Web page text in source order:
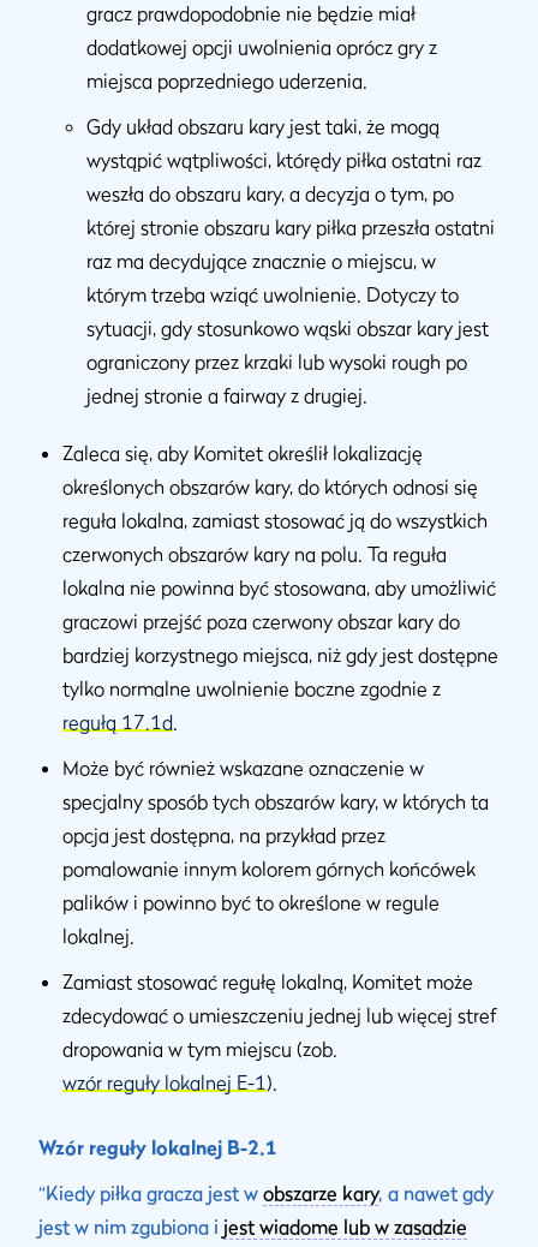
gracz prawdopodobnie nie będzie miał
dodatkowej opcji uwolnienia oprócz gry z
miejsca poprzedniego uderzenia.
Gdy układ obszaru kary jest taki, że mogą
wystąpić wątpliwości, którędy piłka ostatni raz
weszła do obszaru kary, a decyzja o tym, po
której stronie obszaru kary piłka przeszła ostatni
raz ma decydujące znacznie o miejscu, w
którym trzeba wziąć uwolnienie. Dotyczy to
sytuacji, gdy stosunkowo wąski obszar kary jest
ograniczony przez krzaki lub wysoki rough po
jednej stronie a fairway z drugiej.
Zaleca się, aby Komitet określił lokalizację
określonych obszarów kary, do których odnosi się
reguła lokalna, zamiast stosować ją do wszystkich
czerwonych obszarów kary na polu. Ta reguła
lokalna nie powinna być stosowana, aby umożliwić
graczowi przejść poza czerwony obszar kary do
bardziej korzystnego miejsca, niż gdy jest dostępne
tylko normalne uwolnienie boczne zgodnie z
regułą 17.1d.
Może być również wskazane oznaczenie w
specjalny sposób tych obszarów kary, w których ta
opcja jest dostępna, na przykład przez
pomalowanie innym kolorem górnych końcówek
palików i powinno być to określone w regule
lokalnej.
Zamiast stosować regułę lokalną, Komitet może
zdecydować o umieszczeniu jednej lub więcej stref
dropowania w tym miejscu (zob.
wzór reguły lokalnej E-1).
Wzór reguły lokalnej B-2.1
“Kiedy piłka gracza jest w obszarze kary, a nawet gdy
jest w nim zgubiona i jest wiadome lub w zasadzie